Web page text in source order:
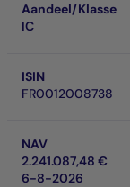
Aandeel/Klasse
IC
ISIN
FR0012008738
NAV
2.241.087,48 €
6-8-2026